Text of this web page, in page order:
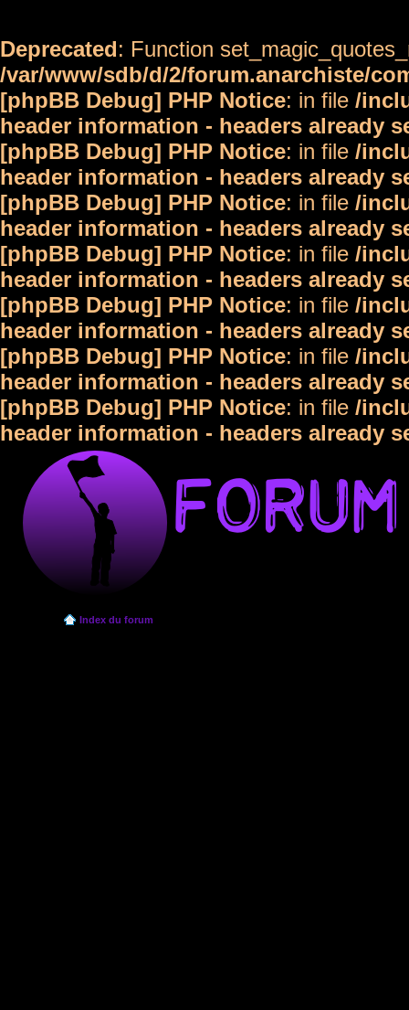
Deprecated: Function
/var/www/sdb/d/2/forum.anarchiste/
[phpBB Debug] PHP Notice: in file /
header information - headers already
[phpBB Debug] PHP Notice: in file /
header information - headers already
[phpBB Debug] PHP Notice: in file /
header information - headers already
[phpBB Debug] PHP Notice: in file /
header information - headers already
[phpBB Debug] PHP Notice: in file /
header information - headers already
[phpBB Debug] PHP Notice: in file /
header information - headers already
[phpBB Debug] PHP Notice: in file /
header information - headers already
Index du forum